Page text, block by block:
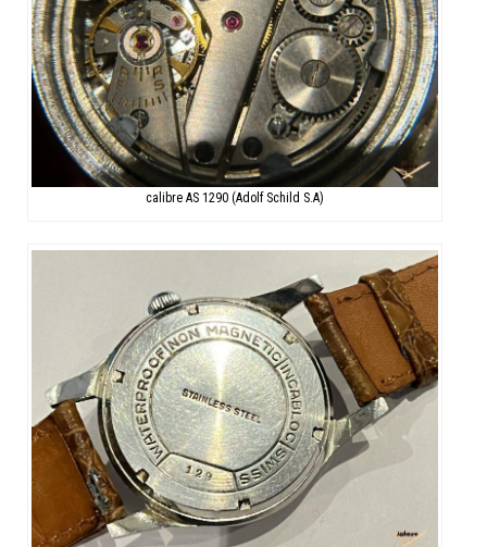
calibre AS 1290 (Adolf Schild S.A)